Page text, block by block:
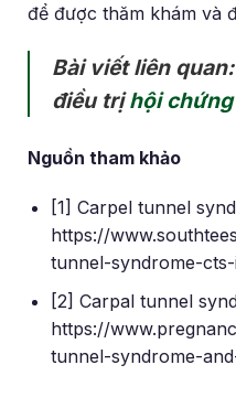
để được thăm khám và
Bài viết liên
điều trịhội
Nguồn tham khảo
[1] Carpel tunnel
https://
tunnel-syndrome-
[2] Carpal tunnel
https://
tunnel-syndrome-